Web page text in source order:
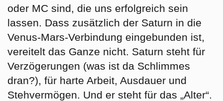
oder MC sind, die uns erfolgreich sein
lassen. Dass zusätzlich der Saturn in die
Venus-Mars-Verbindung eingebunden ist,
vereitelt das Ganze nicht. Saturn steht für
Verzögerungen (was ist da Schlimmes
dran?), für harte Arbeit, Ausdauer und
Stehvermögen. Und er steht für das „Alter“.